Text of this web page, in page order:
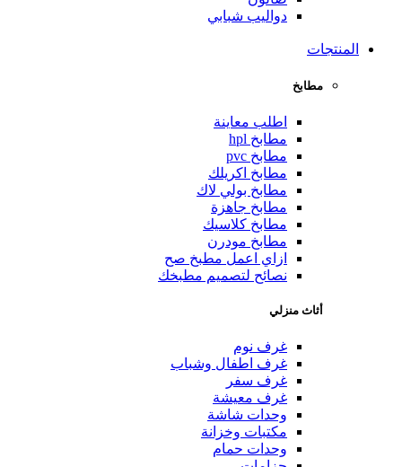
دواليب شبابي
المنتجات
مطابخ
اطلب معاينة
مطابخ hpl
مطابخ pvc
مطابخ اكريلك
مطابخ بولي لاك
مطابخ جاهزة
مطابخ كلاسيك
مطابخ مودرن
ازاي اعمل مطبخ صح
نصائح لتصميم مطبخك
أثاث منزلي
غرف نوم
غرف اطفال وشباب
غرف سفر
غرف معيشة
وحدات شاشة
مكتبات وخزانة
وحدات حمام